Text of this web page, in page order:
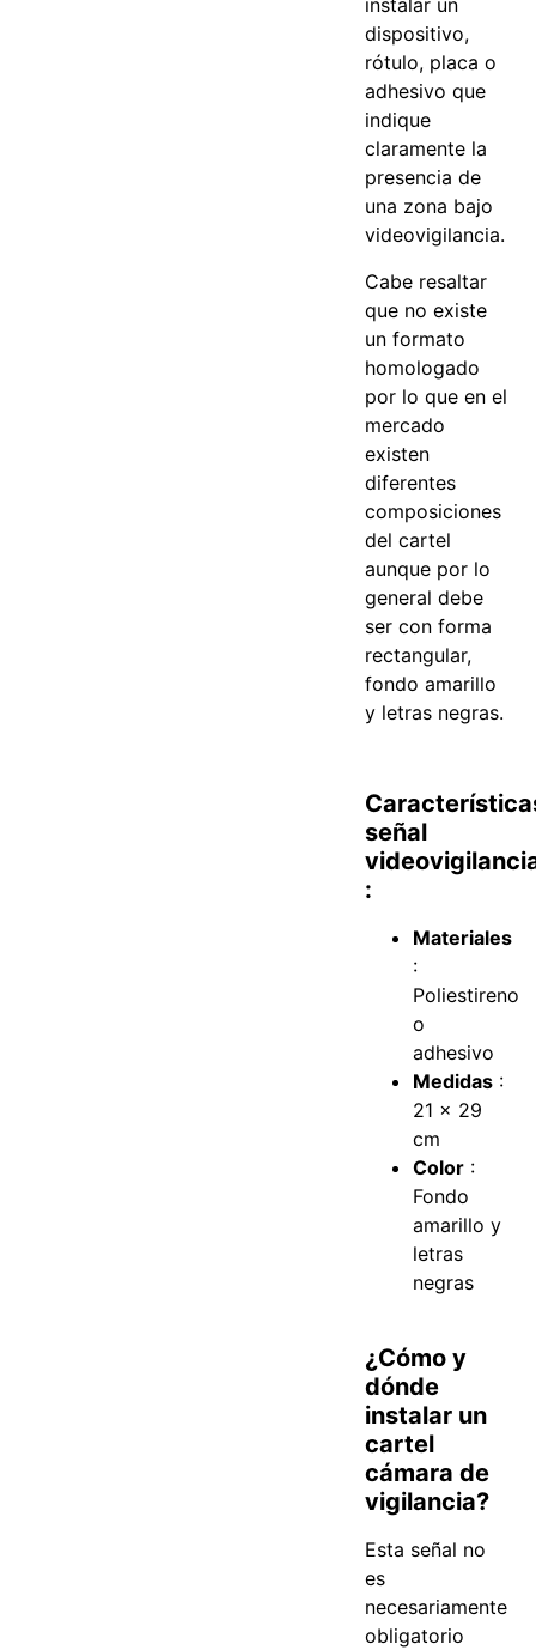
instalar un
dispositivo,
rótulo, placa o
adhesivo que
indique
claramente la
presencia de
una zona bajo
videovigilancia.
Cabe resaltar
que no existe
un formato
homologado
por lo que en el
mercado
existen
diferentes
composiciones
del cartel
aunque por lo
general debe
ser con forma
rectangular,
fondo amarillo
y letras negras.
señal
:
Materiales
:
Poliestireno
o
adhesivo
Medidas :
21 x 29
cm
Color :
Fondo
amarillo y
letras
negras
¿Cómo y
dónde
instalar un
cartel
cámara de
vigilancia?
Esta señal no
es
necesariamente
obligatorio